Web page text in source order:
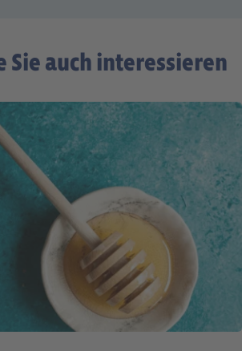
Sie auch interessieren